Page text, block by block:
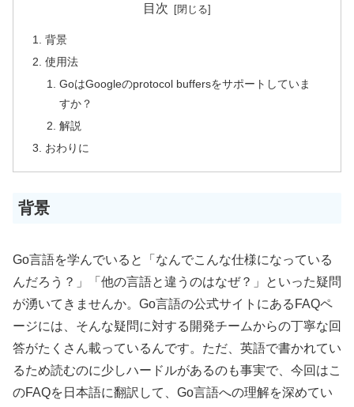
目次
背景
使用法
GoはGoogleのprotocol buffersをサポートしていま
すか？
解説
おわりに
背景
Go言語を学んでいると「なんでこんな仕様になっている
んだろう？」「他の言語と違うのはなぜ？」といった疑問
が湧いてきませんか。Go言語の公式サイトにあるFAQペ
ージには、そんな疑問に対する開発チームからの丁寧な回
答がたくさん載っているんです。ただ、英語で書かれてい
るため読むのに少しハードルがあるのも事実で、今回はこ
のFAQを日本語に翻訳して、Go言語への理解を深めてい